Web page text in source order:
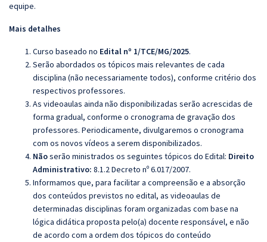
equipe.
Mais detalhes
Curso baseado no Edital nº 1/TCE/MG/2025.
Serão abordados os tópicos mais relevantes de cada
disciplina (não necessariamente todos), conforme critério dos
respectivos professores.
As videoaulas ainda não disponibilizadas serão acrescidas de
forma gradual, conforme o cronograma de gravação dos
professores. Periodicamente, divulgaremos o cronograma
com os novos vídeos a serem disponibilizados.
Nãoserão ministrados os seguintes tópicos do Edital: Direito
Administrativo: 8.1.2 Decreto nº 6.017/2007.
Informamos que, para facilitar a compreensão e a absorção
dos conteúdos previstos no edital, as videoaulas de
determinadas disciplinas foram organizadas com base na
lógica didática proposta pelo(a) docente responsável, e não
de acordo com a ordem dos tópicos do conteúdo